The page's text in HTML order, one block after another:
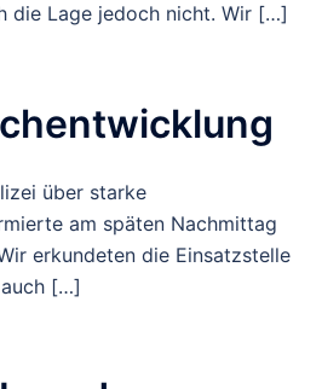
die Lage jedoch nicht. Wir […]
über starke
am späten Nachmittag
erkundeten die Einsatzstelle
[…]